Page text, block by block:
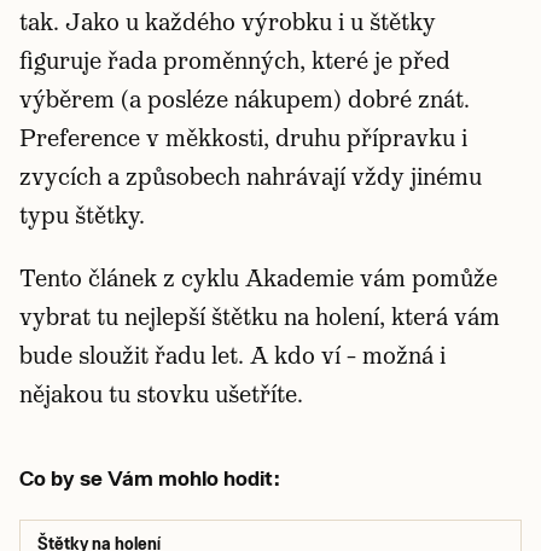
tak. Jako u každého výrobku i u štětky
figuruje řada proměnných, které je před
výběrem (a posléze nákupem) dobré znát.
Preference v měkkosti, druhu přípravku i
zvycích a způsobech nahrávají vždy jinému
typu štětky.
Tento článek z cyklu Akademie vám pomůže
vybrat tu nejlepší štětku na holení, která vám
bude sloužit řadu let. A kdo ví – možná i
nějakou tu stovku ušetříte.
Co by se Vám mohlo hodit:
Štětky na holení